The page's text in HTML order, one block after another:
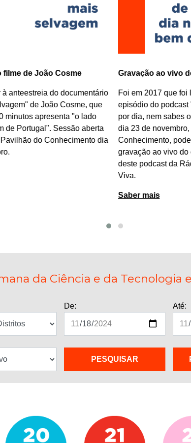
filme de João Cosme
anteestreia do documentário
" de João Cosme, que
minutos apresenta "o lado
de Portugal". Sessão aberta
do Conhecimento dia
Gravação ao vivo
Foi em 2017 que foi
episódio do podcast
por dia, nem sabes
dia 23 de
Conhecimento,
gravação ao vivo
deste podcast da
Viva.
Saber mais
da Ciência e da Tecnologia
De: Até: